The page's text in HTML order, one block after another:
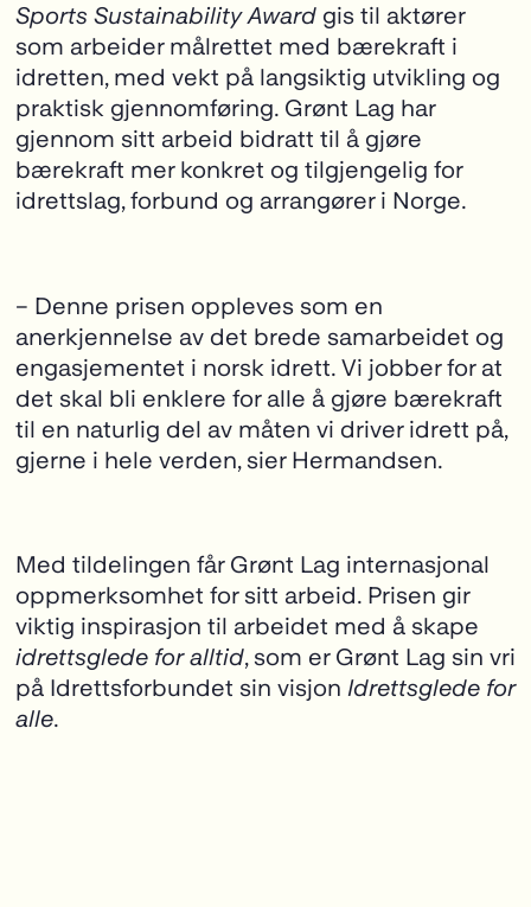
Sports Sustainability Award gis til aktører
som arbeider målrettet med bærekraft i
idretten, med vekt på langsiktig utvikling og
praktisk gjennomføring. Grønt Lag har
gjennom sitt arbeid bidratt til å gjøre
bærekraft mer konkret og tilgjengelig for
idrettslag, forbund og arrangører i Norge.
– Denne prisen oppleves som en
anerkjennelse av det brede samarbeidet og
engasjementet i norsk idrett. Vi jobber for at
det skal bli enklere for alle å gjøre bærekraft
til en naturlig del av måten vi driver idrett på,
gjerne i hele verden, sier Hermandsen.
Med tildelingen får Grønt Lag internasjonal
oppmerksomhet for sitt arbeid. Prisen gir
viktig inspirasjon til arbeidet med å skape
idrettsglede for alltid, som er Grønt Lag sin vri
på Idrettsforbundet sin visjon Idrettsglede for
alle.